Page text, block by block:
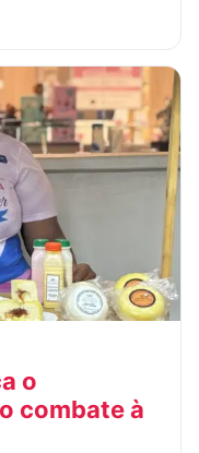
o
combate à